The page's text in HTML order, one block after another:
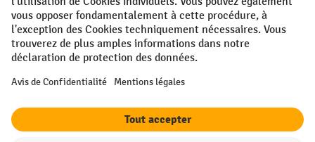
if not stated otherwise.
¹ La remise est valable jusqu'à épuisement des stocks. La remise ne
s'applique pas aux prix spéciaux. Il n'est pas possible de le combiner
avec d'autres réductions en pourcentage ou bons de réduction. | ² La
réduction sera accordée une seule fois lors de la première inscription
à la newsletter. Le code de réduction est valable pendant 10 jours et
nette minimale de 250,00 €. La réduction varie selon la catégorie de
produits et peut atteindre un maximum de 10 %. Les transpalettes